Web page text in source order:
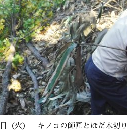
（火） キノコの師匠とほだ木切り